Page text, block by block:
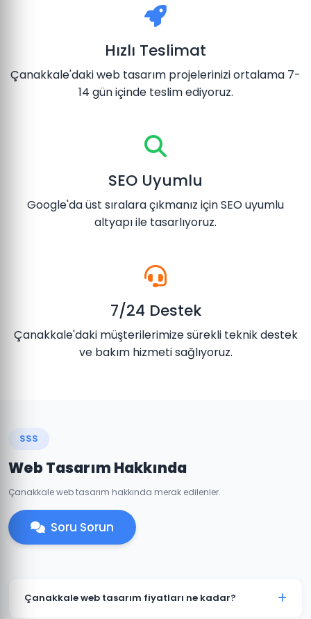
Hızlı Teslimat
Çanakkale'daki web tasarım projelerinizi ortalama 7-
14 gün içinde teslim ediyoruz.
SEO Uyumlu
Google'da üst sıralara çıkmanız için SEO uyumlu
altyapı ile tasarlıyoruz.
7/24 Destek
Çanakkale'daki müşterilerimize sürekli teknik destek
ve bakım hizmeti sağlıyoruz.
SSS
Web Tasarım Hakkında
Çanakkale web tasarım hakkında merak edilenler.
Soru Sorun
Çanakkale web tasarım fiyatları ne kadar?